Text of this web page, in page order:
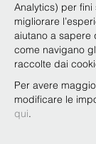
Analytics) per
migliorare
aiutano a sapere
come navigano
raccolte dai
Per avere
modificare le
qui.